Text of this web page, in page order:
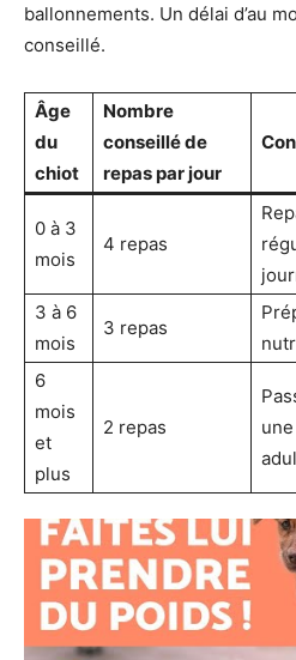
ballonnements. Un délai d’au
conseillé.
Âge
du
chiot
Nombre
conseillé de
repas par jour
0 à 3
mois
4 repas
3 à 6
mois
3 repas
6
mois
et
plus
2 repas